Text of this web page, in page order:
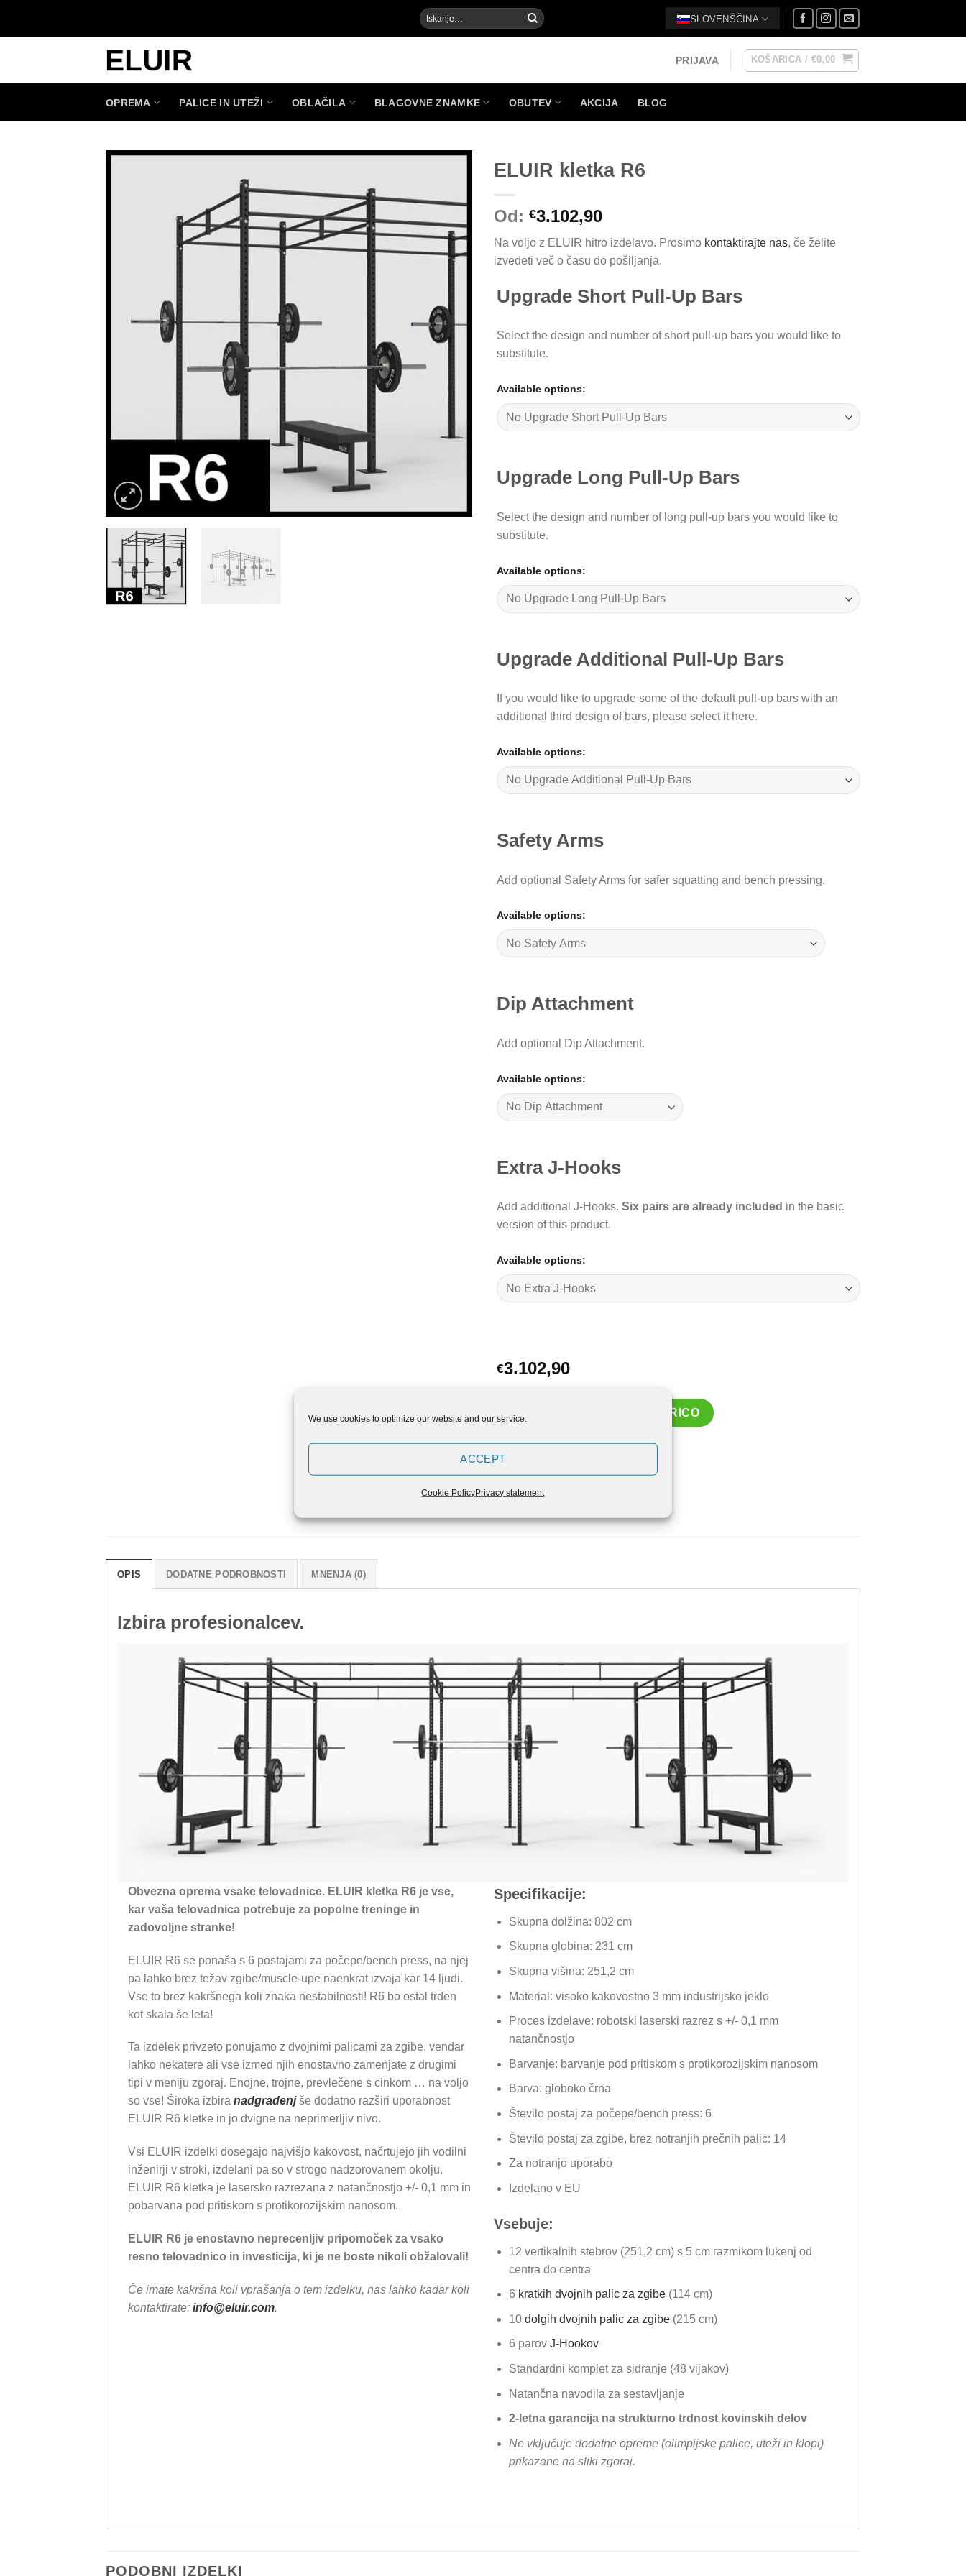
We use cookies to optimize our website and our service.
ACCEPT
Cookie PolicyPrivacy statement
Išči:
SLOVENŠČINA
PRIJAVA KOŠARICA / €0,00
OPREMA PALICE IN UTEŽI OBLAČILA BLAGOVNE ZNAMKE OBUTEV AKCIJA BLOG
Add to
Wishlist
ELUIR kletka R6
Od: €3.102,90
Na voljo z ELUIR hitro izdelavo. Prosimo kontaktirajte nas, če želite
izvedeti več o času do pošiljanja.
Upgrade Short Pull-Up Bars
Select the design and number of short pull-up bars you would like to
substitute.
Available options:
Upgrade Long Pull-Up Bars
Select the design and number of long pull-up bars you would like to
substitute.
Available options:
Upgrade Additional Pull-Up Bars
If you would like to upgrade some of the default pull-up bars with an
additional third design of bars, please select it here.
Available options:
Safety Arms
Add optional Safety Arms for safer squatting and bench pressing.
Available options:
Dip Attachment
Add optional Dip Attachment.
Available options:
Extra J-Hooks
Add additional J-Hooks. Six pairs are already included in the basic
version of this product.
Available options:
€3.102,90
DODAJ V KOŠARICO
OPIS DODATNE PODROBNOSTI MNENJA (0)
Izbira profesionalcev.
Obvezna oprema vsake telovadnice. ELUIR kletka R6 je vse,
kar vaša telovadnica potrebuje za popolne treninge in
zadovoljne stranke!
ELUIR R6 se ponaša s 6 postajami za počepe/bench press, na njej
pa lahko brez težav zgibe/muscle-upe naenkrat izvaja kar 14 ljudi.
Vse to brez kakršnega koli znaka nestabilnosti! R6 bo ostal trden
kot skala še leta!
Ta izdelek privzeto ponujamo z dvojnimi palicami za zgibe, vendar
lahko nekatere ali vse izmed njih enostavno zamenjate z drugimi
tipi v meniju zgoraj. Enojne, trojne, prevlečene s cinkom … na voljo
so vse! Široka izbira nadgradenjše dodatno razširi uporabnost
ELUIR R6 kletke in jo dvigne na neprimerljiv nivo.
Vsi ELUIR izdelki dosegajo najvišjo kakovost, načrtujejo jih vodilni
inženirji v stroki, izdelani pa so v strogo nadzorovanem okolju.
ELUIR R6 kletka je lasersko razrezana z natančnostjo +/- 0,1 mm in
pobarvana pod pritiskom s protikorozijskim nanosom.
ELUIR R6 je enostavno neprecenljiv pripomoček za vsako
resno telovadnico in investicija, ki je ne boste nikoli obžalovali!
Če imate kakršna koli vprašanja o tem izdelku, nas lahko kadar koli
kontaktirate: info@eluir.com.
Specifikacije:
Skupna dolžina: 802 cm
Skupna globina: 231 cm
Skupna višina: 251,2 cm
Material: visoko kakovostno 3 mm industrijsko jeklo
Proces izdelave: robotski laserski razrez s +/- 0,1 mm
natančnostjo
Barvanje: barvanje pod pritiskom s protikorozijskim nanosom
Barva: globoko črna
Število postaj za počepe/bench press: 6
Število postaj za zgibe, brez notranjih prečnih palic: 14
Za notranjo uporabo
Izdelano v EU
Vsebuje:
12 vertikalnih stebrov (251,2 cm) s 5 cm razmikom lukenj od
centra do centra
6 kratkih dvojnih palic za zgibe(114 cm)
10 dolgih dvojnih palic za zgibe(215 cm)
6 parov J-Hookov
Standardni komplet za sidranje (48 vijakov)
Natančna navodila za sestavljanje
2-letna garancija na strukturno trdnost kovinskih delov
Ne vključuje dodatne opreme (olimpijske palice, uteži in klopi)
prikazane na sliki zgoraj.
PODOBNI IZDELKI